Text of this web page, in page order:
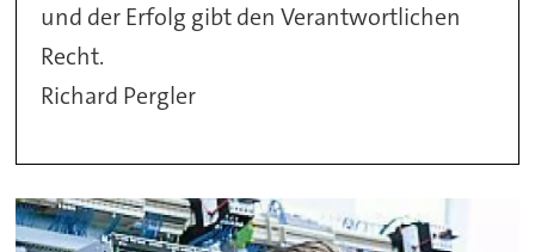
und der Erfolg gibt den Verantwortlichen
Recht.
Richard Pergler